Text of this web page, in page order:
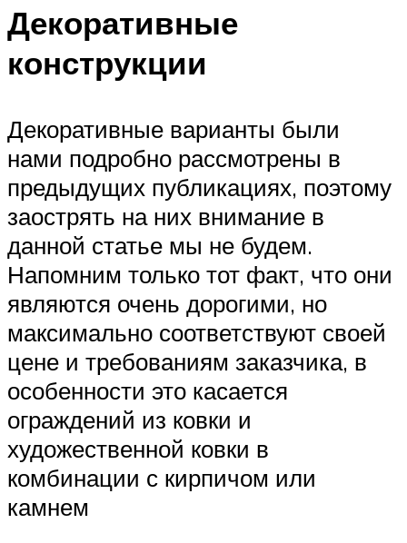
Декоративные
конструкции
Декоративные варианты были
нами подробно рассмотрены в
предыдущих публикациях, поэтому
заострять на них внимание в
данной статье мы не будем.
Напомним только тот факт, что они
являются очень дорогими, но
максимально соответствуют своей
цене и требованиям заказчика, в
особенности это касается
ограждений из ковки и
художественной ковки в
комбинации с кирпичом или
камнем